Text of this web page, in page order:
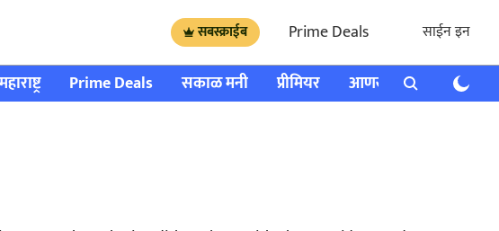
सबस्क्राईब Prime Deals साईन इन
Prime Deals सकाळ मनी प्रीमियर आणखी राशी भविष्य